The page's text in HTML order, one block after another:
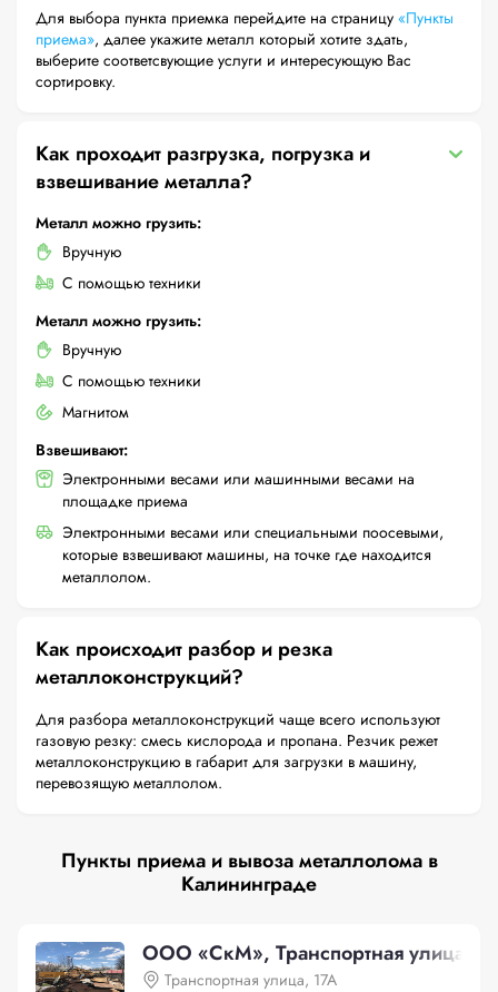
Для выбора пункта приемка перейдите на страницу «Пункты
приема», далее укажите металл который хотите здать,
выберите соответсвующие услуги и интересующую Вас
сортировку.
Как проходит разгрузка, погрузка и
взвешивание металла?
Металл можно грузить:
Вручную
С помощью техники
Металл можно грузить:
Вручную
С помощью техники
Магнитом
Взвешивают:
Электронными весами или машинными весами на
площадке приема
Электронными весами или специальными поосевыми,
которые взвешивают машины, на точке где находится
металлолом.
Как происходит разбор и резка
металлоконструкций?
Для разбора металлоконструкций чаще всего используют
газовую резку: смесь кислорода и пропана. Резчик режет
металлоконструкцию в габарит для загрузки в машину,
перевозящую металлолом.
Пункты приема и вывоза металлолома в
Калининграде
ООО «СкМ», Транспортная улица,
Транспортная улица, 17А